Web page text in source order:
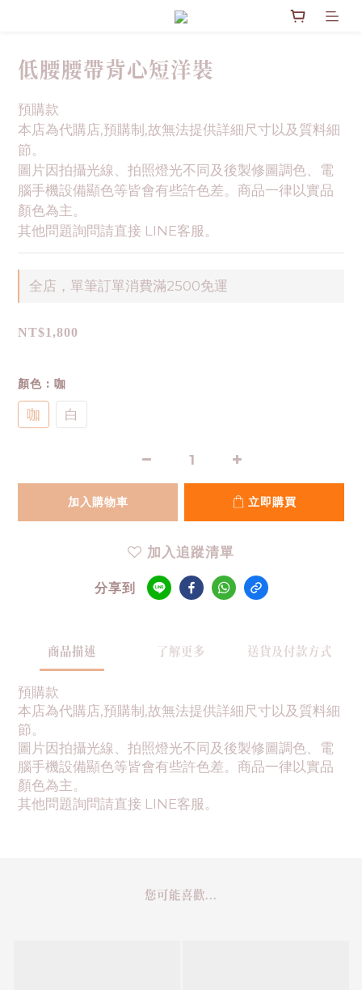
低腰腰帶背心短洋裝
預購款
本店為代購店,預購制,故無法提供詳細尺寸以及質料細
節。
圖片因拍攝光線、拍照燈光不同及後製修圖調色、電
腦手機設備顯色等皆會有些許色差。商品一律以實品
顏色為主。
其他問題詢問請直接 LINE客服。
全店，單筆訂單消費滿2500免運
NT$1,800
顏色 : 咖
咖 白
加入購物車 立即購買
加入追蹤清單
分享到
商品描述 了解更多 送貨及付款方式
預購款
本店為代購店,預購制,故無法提供詳細尺寸以及質料細
節。
圖片因拍攝光線、拍照燈光不同及後製修圖調色、電
腦手機設備顯色等皆會有些許色差。商品一律以實品
顏色為主。
其他問題詢問請直接 LINE客服。
您可能喜歡...